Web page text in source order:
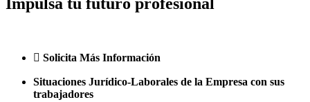
Solicita Más Información
Situaciones Jurídico-Laborales de la Empresa con sus
trabajadores